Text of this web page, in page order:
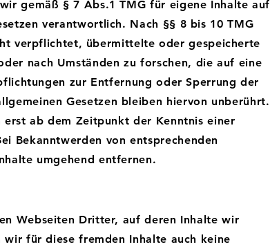
gemäß § 7 Abs.1 TMG für eigene Inhalte auf
verantwortlich. Nach §§ 8 bis 10 TMG
verpflichtet, übermittelte oder gespeicherte
nach Umständen zu forschen, die auf eine
zur Entfernung oder Sperrung der
Gesetzen bleiben hiervon unberührt.
ab dem Zeitpunkt der Kenntnis einer
Bekanntwerden von entsprechenden
umgehend entfernen.
Webseiten Dritter, auf deren Inhalte wir
wir für diese fremden Inhalte auch keine